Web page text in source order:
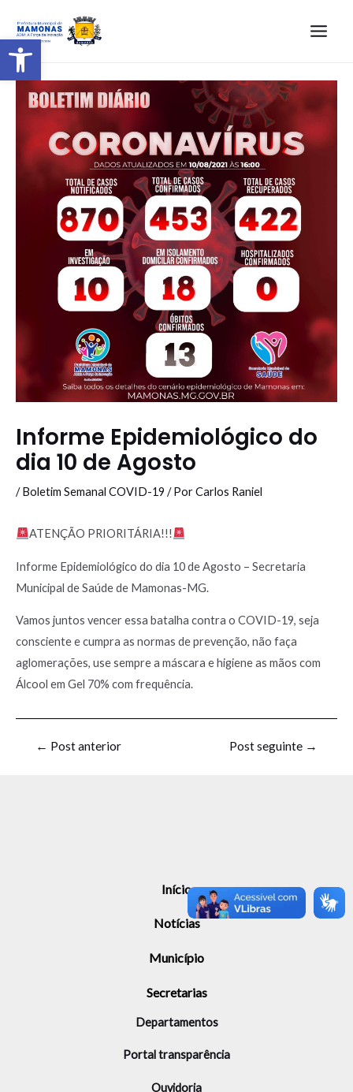
Barra de Ferramentas Aberta
Informe Epidemiológico do
dia 10 de Agosto
/Boletim Semanal COVID-19 / PorCarlos Raniel
ATENÇÃO PRIORITÁRIA!!!
Informe Epidemiológico do dia 10 de Agosto – Secretaria
Municipal de Saúde de Mamonas-MG.
Vamos juntos vencer essa batalha contra o COVID-19, seja
consciente e cumpra as normas de prevenção, não faça
aglomerações, use sempre a máscara e higiene as mãos com
Álcool em Gel 70% com frequência.
← Post anterior Post seguinte →
Início
Notícias
Município
Secretarias
Departamentos
Portal transparência
Ouvidoria